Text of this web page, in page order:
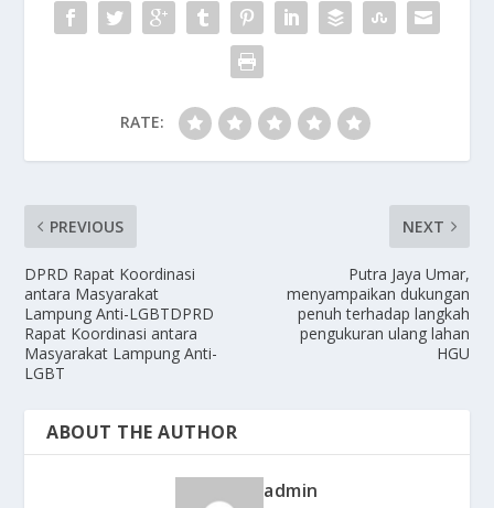
RATE:
PREVIOUS
DPRD Rapat Koordinasi
antara Masyarakat
Lampung Anti-LGBTDPRD
Rapat Koordinasi antara
Masyarakat Lampung Anti-
LGBT
NEXT
Putra Jaya Umar,
menyampaikan dukungan
penuh terhadap langkah
pengukuran ulang lahan
HGU
ABOUT THE AUTHOR
admin